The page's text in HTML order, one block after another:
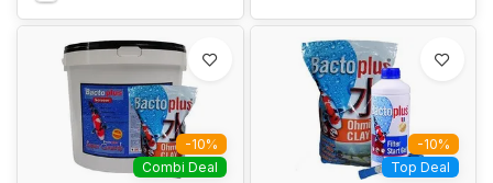
-10%
Combi Deal
-10%
Top Deal